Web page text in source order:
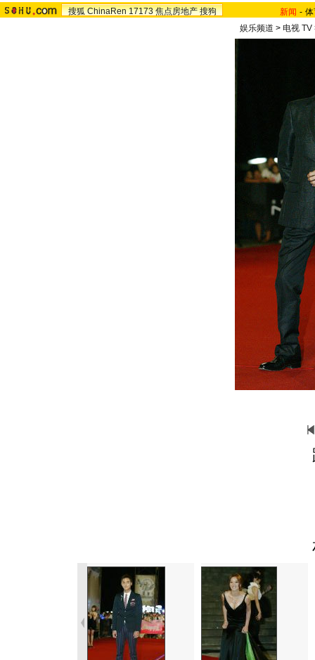
搜狐 ChinaRen 17173 焦点房地产 搜狗 新闻 -
娱乐频道 > 电视 TV